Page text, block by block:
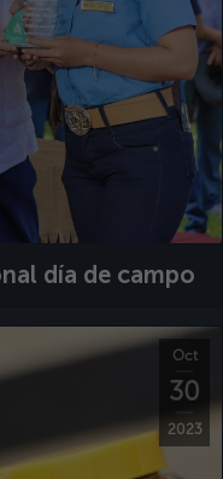
día de campo
Oct
30
2023